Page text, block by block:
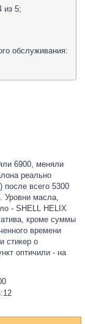
из5;
обслуживания:
6900, меняли
реально
после всего 5300
Уровни масла,
- SHELL HELIX
кроме суммы
времени
стикер о
оптичили - на